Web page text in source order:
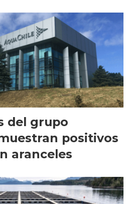
del grupo
positivos
aranceles